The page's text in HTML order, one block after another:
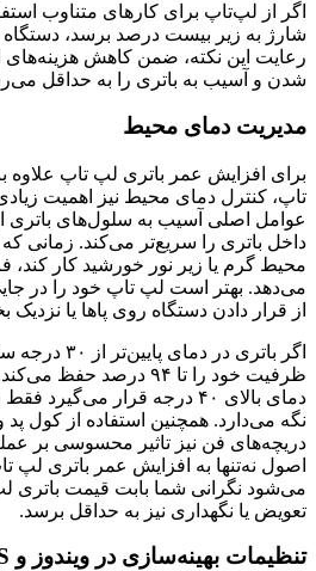
اگر از لپ‌تاپ برای کارهای متناوب
شارژ به زیر بیست درصد برسد، دستگاه
رعایت این نکته، ضمن کاهش
شدن و آسیب به باتری را به حداقل
مدیریت دمای محیط
برای افزایش عمر باتری لپ تاپ علاوه
تاپ، کنترل دمای محیط نیز اهمیت
عوامل اصلی آسیب به سلول‌های
داخل باتری را سریع‌تر می‌کند. زمانی که
محیط گرم یا زیر نور خورشید کار
می‌دهد. بهتر است لپ تاپ خود را در
از قرار دادن دستگاه روی پاها یا نزدیک
اگر باتری‌ در
ظرفیت خود را تا ۹۴ درصد
نگه می‌دارد. همچنین استفاده از کول
دریچه‌های فن نیز تاثیر محسوسی بر
اصول نه‌تنها به افزایش عمر باتری لپ
می‌شود نگرانی شما بابت قیمت باتری
تعویض یا نگهداری نیز به حداقل برسد.
تنظیمات بهینه‌سازی در ویندوز و macOS